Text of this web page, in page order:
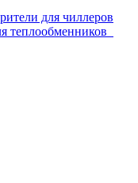
для чиллеров
теплообменников